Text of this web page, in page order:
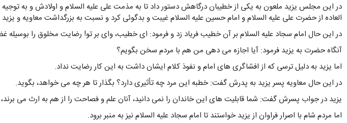
در این مجلس یزید ملعون به یکی از خطیبان درگاهش دستور داد تا به مذمت علی علیه السلام و اولادش و به
العاده از حضرت علی علیه السلام و امام حسین علیه السلام غیبت و بدگوئی کرد و نسبت به بزرگداشت معاویه و
در این حال امام سجاد علیه السلام بر آن خطیب فریاد زد و فرمود: ای خطیب، وای بر تو! رضایت مخلوق را
آنگاه حضرت به یزید فرمود: آیا اجازه می دهی من هم با مردم سخن بگویم؟
اما یزید به دلیل ترسی که از افشاگری های امام و نفوذ کلام ایشان داشت به این کار رضایت نداد.
در این حال معاویه پسر یزید به پدرش گفت: خطبه این مرد چه تأثیری دارد؟ بگذار تا هر چه می خواهد، بگوید.
یزید در جواب پسرش گفت: شما قابلیت های این خاندان را نمی دانید، آنان علم و فصاحت را از هم به ارث می برند،
اما مردم شام با اصرار فراوان از یزید خواستند تا امام سجاد علیه السلام نیز به منبر برود.